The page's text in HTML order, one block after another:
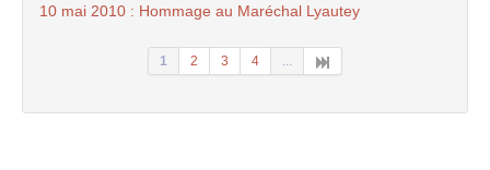
10 mai 2010 : Hommage au Maréchal Lyautey
1 2 3 4